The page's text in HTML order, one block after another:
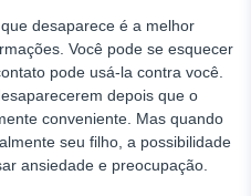
desaparece é a melhor
Você pode se esquecer
pode usá-la contra você.
depois que o
conveniente. Mas quando
seu filho, a possibilidade
ansiedade e preocupação.
dos pais podem ajudar
seus filhos seguros na